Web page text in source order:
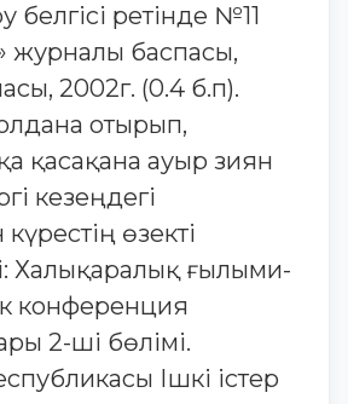
белгісі ретінде №11
журналы баспасы,
2002г. (0.4 б.п).
отырып,
қасақана ауыр зиян
кезеңдегі
өзекті
Халықаралық ғылыми-
конференция
2-ші бөлімі.
Ішкі істер